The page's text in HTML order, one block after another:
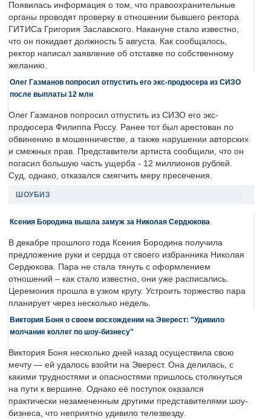
Появилась информация о том, что правоохранительные
органы проводят проверку в отношении бывшего ректора
ГИТИСа Григория Заславского. Накануне стало известно,
что он покидает должность 5 августа. Как сообщалось,
ректор написал заявление об отставке по собственному
желанию.
Олег Газманов попросил отпустить его экс-продюсера из СИЗО
после выплаты 12 млн
Олег Газманов попросил отпустить из СИЗО его экс-
продюсера Филиппа Россу. Ранее тот был арестован по
обвинению в мошенничестве, а также нарушении авторских
и смежных прав. Представители артиста сообщили, что он
погасил большую часть ущерба - 12 миллионов рублей.
Суд, однако, отказался смягчить меру пресечения.
ШОУБИЗ
Ксения Бородина вышла замуж за Николая Сердюкова
В декабре прошлого года Ксения Бородина получила
предложение руки и сердца от своего избранника Николая
Сердюкова. Пара не стала тянуть с оформлением
отношений – как стало известно, они уже расписались.
Церемония прошла в узком кругу. Устроить торжество пара
планирует через несколько недель.
Виктория Боня о своем восхождении на Эверест: "Удивило
молчание коллег по шоу-бизнесу"
Виктория Боня несколько дней назад осуществила свою
мечту — ей удалось взойти на Эверест. Она делилась, с
какими трудностями и опасностями пришлось столкнуться
на пути к вершине. Однако её поступок оказался
практически незамеченным другими представителями шоу-
бизнеса, что неприятно удивило телезвезду.